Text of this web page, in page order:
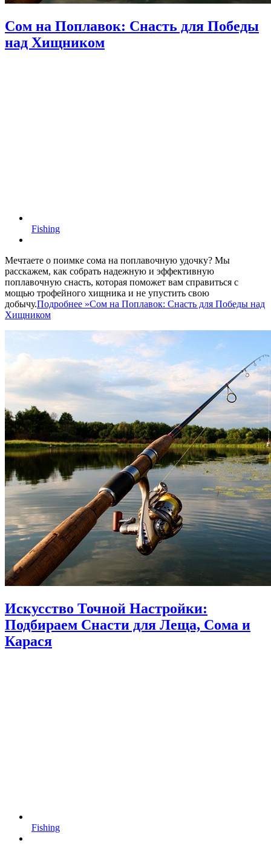
Сом на Поплавок: Снасть для Победы
над Хищником
Fishing
Мечтаете о поимке сома на поплавочную удочку? Мы
расскажем, как собрать надежную и эффективную
поплавочную снасть, которая поможет вам справиться с
мощью трофейного хищника и не упустить свою
добычу.Подробнее »Сом на Поплавок: Снасть для Победы над
Хищником
Искусство Точной Настройки:
Подбираем Снасти для Леща, Сома и
Карася
Fishing